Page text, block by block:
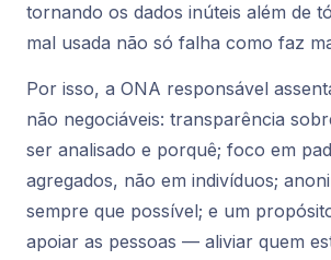
tornando os dados inúteis além de
mal usada não só falha como faz
Por isso, a ONA responsável
não negociáveis: transparência
ser analisado e porquê; foco em
agregados, não em indivíduos;
sempre que possível; e um
apoiar as pessoas — aliviar quem